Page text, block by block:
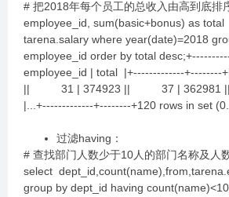
# 把2018年每个员工的总收入由高到底排
employee_id, sum(basic+bonus) as
tarena.salary where
employee_id order by total
employee_id | total |+-------------
|| 31 | 374923 || 37 | 362981
|...+-------------+--------+120 rows in set
过滤having：
# 查找部门人数少于10人的部门名称及人
select
group by dept_id having